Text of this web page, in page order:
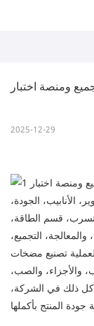
ومنصة اختبار
2025-12-29
الأنابيب، الجودة،
قسم الطاقة،
التجميع،
لعملية تصنيع مضخات
والأجزاء، والصب،
كل ذلك في الشركة،